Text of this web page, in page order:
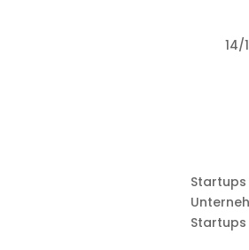
14/
Startups